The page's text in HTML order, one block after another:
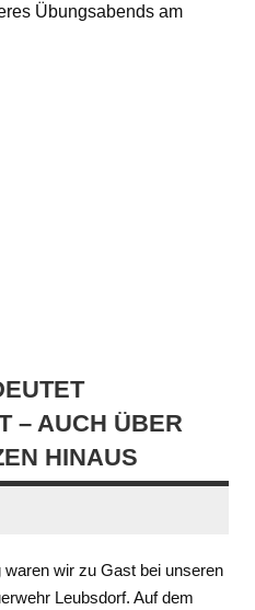
Übungsabends am
– AUCH ÜBER
HINAUS
wir zu Gast bei unseren
Leubsdorf. Auf dem